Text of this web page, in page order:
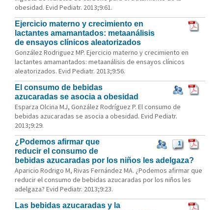
obesidad. Evid Pediatr. 2013;9:61.
Ejercicio materno y crecimiento en
lactantes amamantados: metaanálisis
de ensayos clínicos aleatorizados
González Rodriguez MP. Ejercicio materno y crecimiento en
lactantes amamantados: metaanálisis de ensayos clínicos
aleatorizados. Evid Pediatr. 2013;9:56.
El consumo de bebidas
azucaradas se asocia a obesidad
Esparza Olcina MJ, González Rodríguez P. El consumo de
bebidas azucaradas se asocia a obesidad. Evid Pediatr.
2013;9:29.
1
¿Podemos afirmar que
reducir el consumo de
bebidas azucaradas por los niños les adelgaza?
Aparicio Rodrigo M, Rivas Fernández MA. ¿Podemos afirmar que
reducir el consumo de bebidas azucaradas por los niños les
adelgaza? Evid Pediatr. 2013;9:23.
Las bebidas azucaradas y la